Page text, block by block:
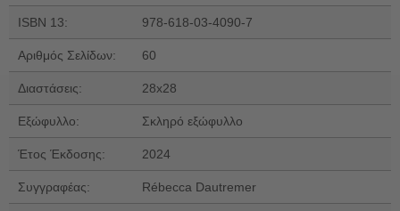
ISBN 13: 978-618-03-4090-7
Αριθμός Σελίδων: 60
Διαστάσεις: 28x28
Εξώφυλλο: Σκληρό εξώφυλλο
Έτος Έκδοσης: 2024
Συγγραφέας: Rébecca Dautremer